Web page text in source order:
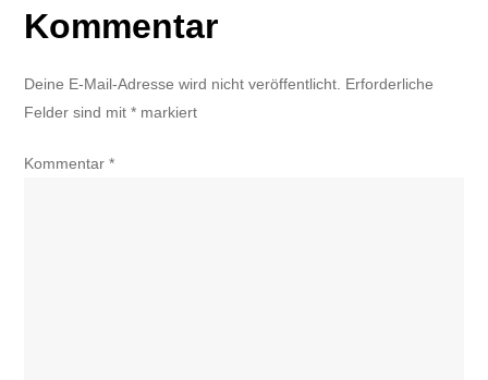
Kommentar
Deine E-Mail-Adresse wird nicht veröffentlicht. Erforderliche
Felder sind mit* markiert
Kommentar*